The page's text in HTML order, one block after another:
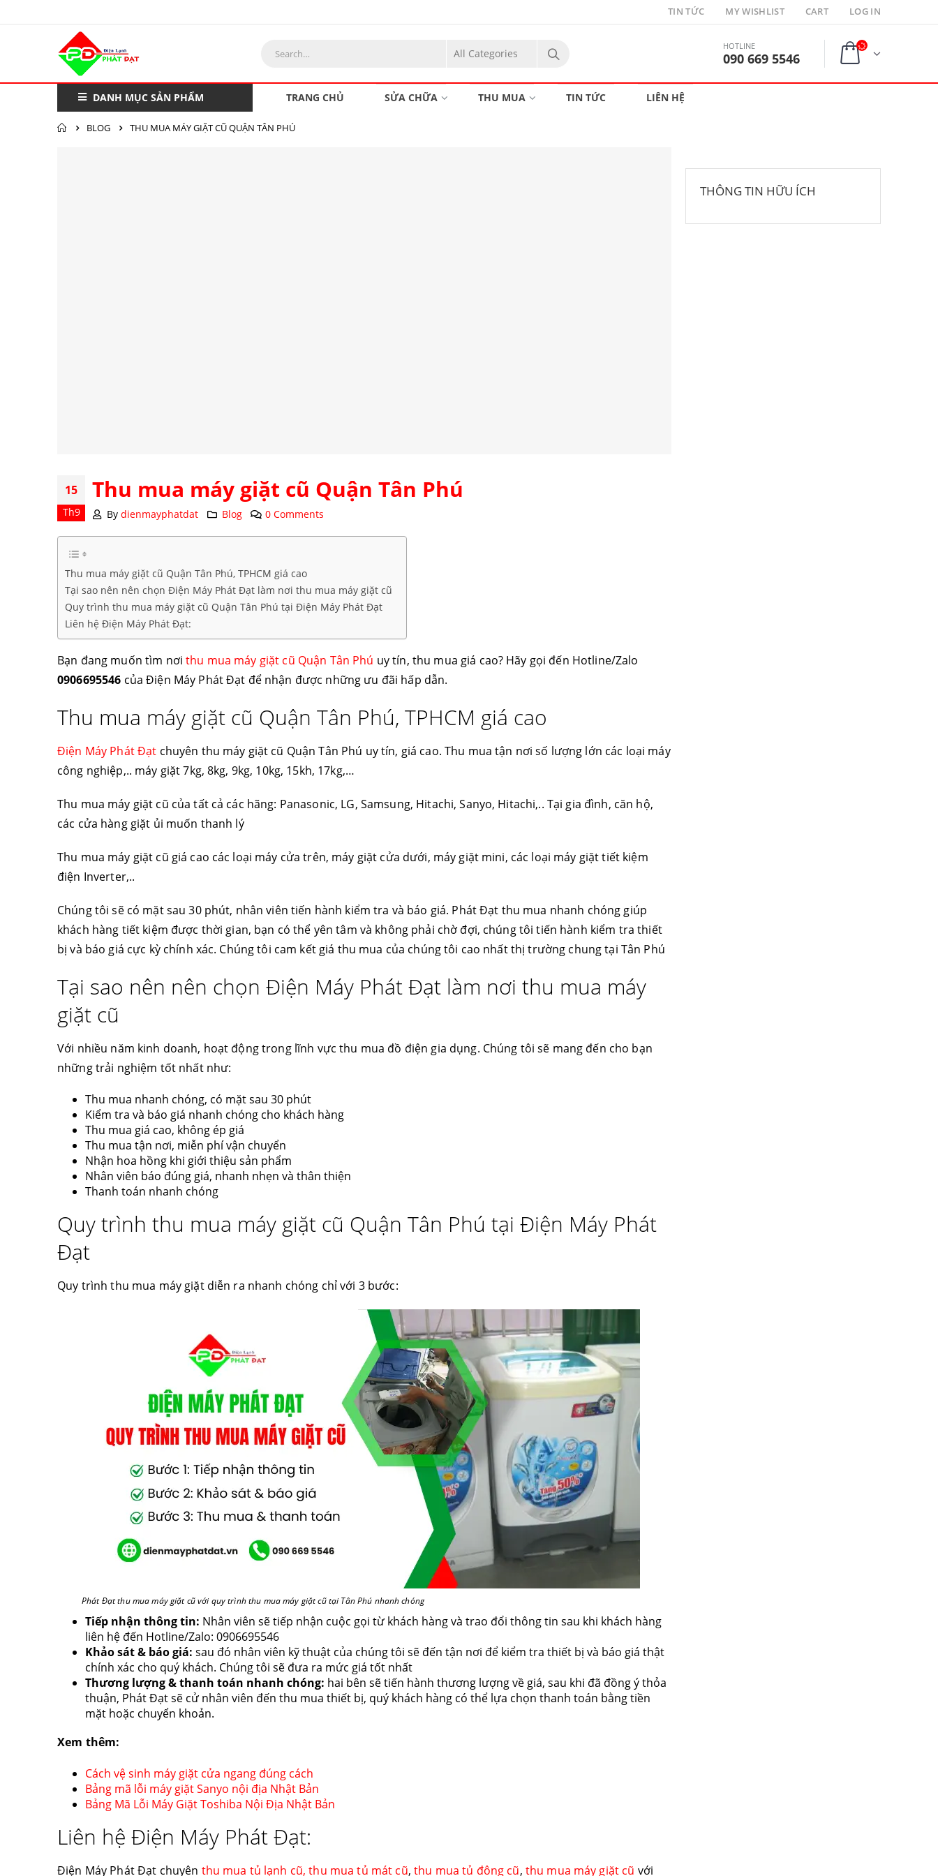
TIN TỨC MY WISHLIST CART LOG IN
HOTLINE
090 669 5546
DANH MỤC SẢN PHẨM TRANG CHỦ SỬA CHỮA THU MUA TIN TỨC LIÊN HỆ
BLOG THU MUA MÁY GIẶT CŨ QUẬN TÂN PHÚ
15
Th9
Thu mua máy giặt cũ Quận Tân Phú
Bydienmayphatdat Blog 0 Comments
Thu mua máy giặt cũ Quận Tân Phú, TPHCM giá cao
Tại sao nên nên chọn Điện Máy Phát Đạt làm nơi thu mua máy giặt cũ
Quy trình thu mua máy giặt cũ Quận Tân Phú tại Điện Máy Phát Đạt
Liên hệ Điện Máy Phát Đạt:
Bạn đang muốn tìm nơithu mua máy giặt cũ Quận Tân Phú uy tín, thu mua giá cao? Hãy gọi đến Hotline/Zalo
0906695546 của Điện Máy Phát Đạt để nhận được những ưu đãi hấp dẫn.
Thu mua máy giặt cũ Quận Tân Phú, TPHCM giá cao
Điện Máy Phát Đạt chuyên thu máy giặt cũ Quận Tân Phú uy tín, giá cao. Thu mua tận nơi số lượng lớn các loại máy
công nghiệp,.. máy giặt 7kg, 8kg, 9kg, 10kg, 15kh, 17kg,…
Thu mua máy giặt cũ của tất cả các hãng: Panasonic, LG, Samsung, Hitachi, Sanyo, Hitachi,.. Tại gia đình, căn hộ,
các cửa hàng giặt ủi muốn thanh lý
Thu mua máy giặt cũ giá cao các loại máy cửa trên, máy giặt cửa dưới, máy giặt mini, các loại máy giặt tiết kiệm
điện Inverter,..
Chúng tôi sẽ có mặt sau 30 phút, nhân viên tiến hành kiểm tra và báo giá. Phát Đạt thu mua nhanh chóng giúp
khách hàng tiết kiệm được thời gian, bạn có thể yên tâm và không phải chờ đợi, chúng tôi tiến hành kiểm tra thiết
bị và báo giá cực kỳ chính xác. Chúng tôi cam kết giá thu mua của chúng tôi cao nhất thị trường chung tại Tân Phú
Tại sao nên nên chọn Điện Máy Phát Đạt làm nơi thu mua máy
giặt cũ
Với nhiều năm kinh doanh, hoạt động trong lĩnh vực thu mua đồ điện gia dụng. Chúng tôi sẽ mang đến cho bạn
những trải nghiệm tốt nhất như:
Thu mua nhanh chóng, có mặt sau 30 phút
Kiểm tra và báo giá nhanh chóng cho khách hàng
Thu mua giá cao, không ép giá
Thu mua tận nơi, miễn phí vận chuyển
Nhận hoa hồng khi giới thiệu sản phẩm
Nhân viên báo đúng giá, nhanh nhẹn và thân thiện
Thanh toán nhanh chóng
Quy trình thu mua máy giặt cũ Quận Tân Phú tại Điện Máy Phát
Đạt
Quy trình thu mua máy giặt diễn ra nhanh chóng chỉ với 3 bước:
Phát Đạt thu mua máy giặt cũ với quy trình thu mua máy giặt cũ tại Tân Phú nhanh chóng
Tiếp nhận thông tin: Nhân viên sẽ tiếp nhận cuộc gọi từ khách hàng và trao đổi thông tin sau khi khách hàng
liên hệ đến Hotline/Zalo: 0906695546
Khảo sát & báo giá: sau đó nhân viên kỹ thuật của chúng tôi sẽ đến tận nơi để kiểm tra thiết bị và báo giá thật
chính xác cho quý khách. Chúng tôi sẽ đưa ra mức giá tốt nhất
Thương lượng & thanh toán nhanh chóng: hai bên sẽ tiến hành thương lượng về giá, sau khi đã đồng ý thỏa
thuận, Phát Đạt sẽ cử nhân viên đến thu mua thiết bị, quý khách hàng có thể lựa chọn thanh toán bằng tiền
mặt hoặc chuyển khoản.
Xem thêm:
Cách vệ sinh máy giặt cửa ngang đúng cách
Bảng mã lỗi máy giặt Sanyo nội địa Nhật Bản
Bảng Mã Lỗi Máy Giặt Toshiba Nội Địa Nhật Bản
Liên hệ Điện Máy Phát Đạt:
Điện Máy Phát Đạt chuyên thu mua tủ lạnh cũ, thu mua tủ mát cũ, thu mua tủ đông cũ, thu mua máy giặt cũ với
THÔNG TIN HỮU ÍCH